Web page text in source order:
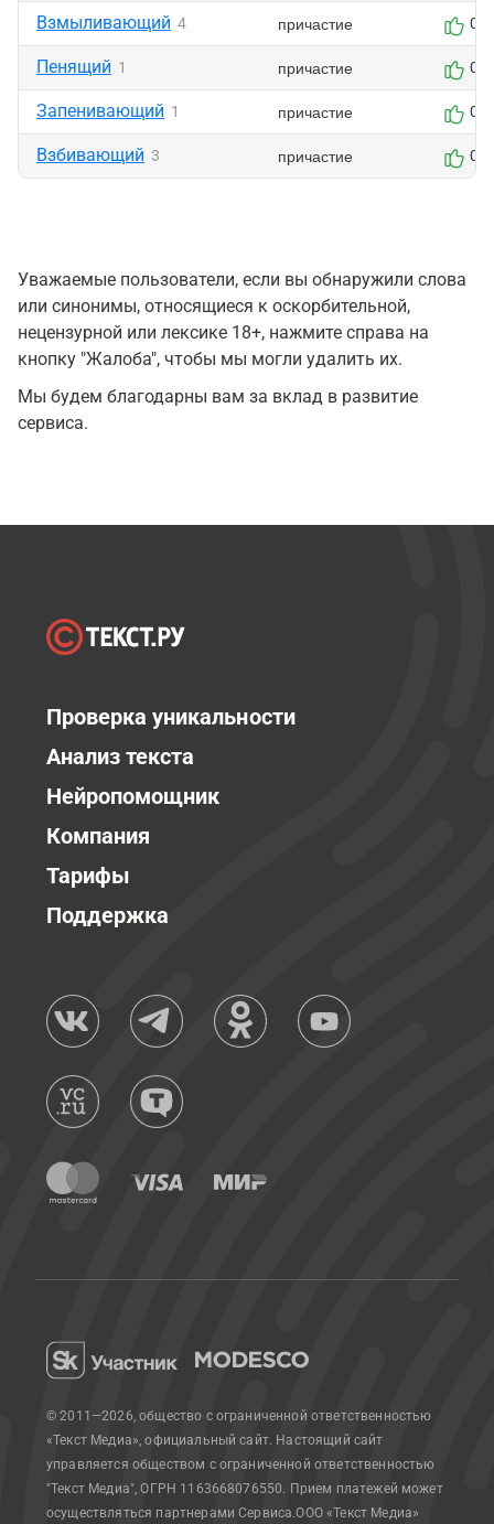
Взмыливающий 4 причастие 0
Пенящий 1 причастие 0
Запенивающий 1 причастие 0
Взбивающий 3 причастие 0
Уважаемые пользователи, если вы обнаружили слова
или синонимы, относящиеся к оскорбительной,
нецензурной или лексике 18+, нажмите справа на
кнопку "Жалоба", чтобы мы могли удалить их.
Мы будем благодарны вам за вклад в развитие
сервиса.
Проверка уникальности
Анализ текста
Нейропомощник
Компания
Тарифы
Поддержка
© 2011—2026, общество с ограниченной ответственностью
«Текст Медиа», официальный сайт. Настоящий сайт
управляется обществом с ограниченной ответственностью
"Текст Медиа", ОГРН 1163668076550. Прием платежей может
осуществляться партнерами Сервиса.ООО «Текст Медиа»